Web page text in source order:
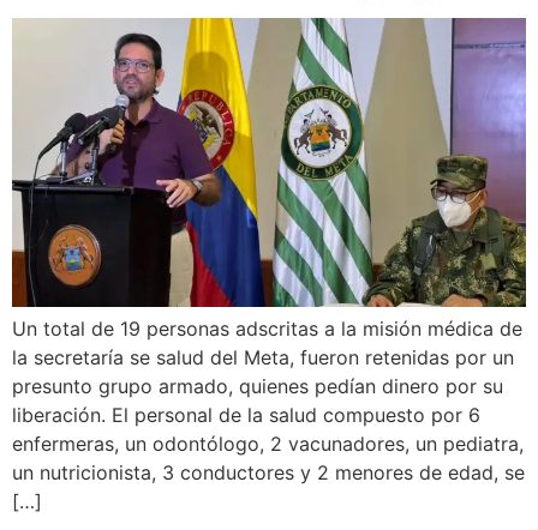
Un total de 19 personas adscritas a la misión médica de
la secretaría se salud del Meta, fueron retenidas por un
presunto grupo armado, quienes pedían dinero por su
liberación. El personal de la salud compuesto por 6
enfermeras, un odontólogo, 2 vacunadores, un pediatra,
un nutricionista, 3 conductores y 2 menores de edad, se
[…]